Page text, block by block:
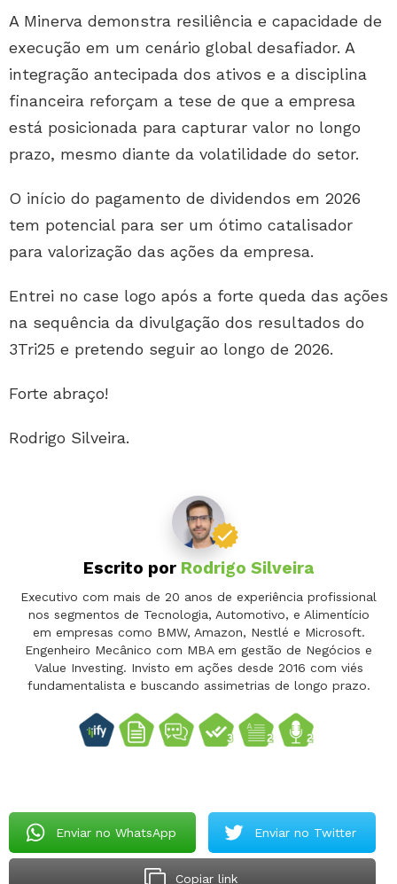
A Minerva demonstra resiliência e capacidade de
execução em um cenário global desafiador. A
integração antecipada dos ativos e a disciplina
financeira reforçam a tese de que a empresa
está posicionada para capturar valor no longo
prazo, mesmo diante da volatilidade do setor.
O início do pagamento de dividendos em 2026
tem potencial para ser um ótimo catalisador
para valorização das ações da empresa.
Entrei no case logo após a forte queda das ações
na sequência da divulgação dos resultados do
3Tri25 e pretendo seguir ao longo de 2026.
Forte abraço!
Rodrigo Silveira.
Escrito por Rodrigo Silveira
Executivo com mais de 20 anos de experiência profissional
nos segmentos de Tecnologia, Automotivo, e Alimentício
em empresas como BMW, Amazon, Nestlé e Microsoft.
Engenheiro Mecânico com MBA em gestão de Negócios e
Value Investing. Invisto em ações desde 2016 com viés
fundamentalista e buscando assimetrias de longo prazo.
Enviar no WhatsApp Enviar no Twitter
Copiar link